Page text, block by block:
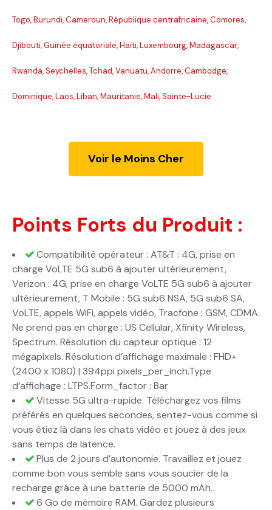
Togo, Burundi, Cameroun, République centrafricaine, Comores,
Djibouti, Guinée équatoriale, Haïti, Luxembourg, Madagascar,
Rwanda, Seychelles, Tchad, Vanuatu, Andorre, Cambodge,
Dominique, Laos, Liban, Mauritanie, Mali, Sainte-Lucie :
Voir le Moins Cher
Points Forts du Produit :
Compatibilité opérateur : AT&T : 4G, prise en
charge VoLTE 5G sub6 à ajouter ultérieurement,
Verizon : 4G, prise en charge VoLTE 5G sub6 à ajouter
ultérieurement, T Mobile : 5G sub6 NSA, 5G sub6 SA,
VoLTE, appels WiFi, appels vidéo, Tracfone : GSM, CDMA.
Ne prend pas en charge : US Cellular, Xfinity Wireless,
Spectrum. Résolution du capteur optique : 12
mégapixels. Résolution d’affichage maximale : FHD+
(2400 x 1080) | 394ppi pixels_per_inch.Type
d’affichage : LTPS.Form_factor : Bar
Vitesse 5G ultra-rapide. Téléchargez vos films
préférés en quelques secondes, sentez-vous comme si
vous étiez là dans les chats vidéo et jouez à des jeux
sans temps de latence.
Plus de 2 jours d’autonomie. Travaillez et jouez
comme bon vous semble sans vous soucier de la
recharge grâce à une batterie de 5000 mAh.
6 Go de mémoire RAM. Gardez plusieurs